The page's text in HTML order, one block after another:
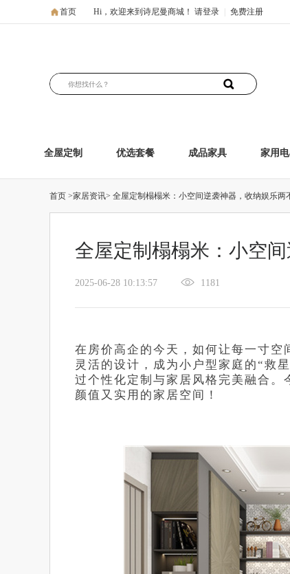
首页 Hi，欢迎来到诗尼曼商城！ 请登录 免费注册
全屋定制 优选套餐 成品家具 家用
首页 >家居资讯> 全屋定制榻榻米：小空间逆袭神器，收纳娱乐两
全屋定制榻榻米：小空
2025-06-28 10:13:57 1181
在房价高企的今天，如何让每一寸
灵活的设计，成为小户型家庭的“救
过个性化定制与家居风格完美融合。
颜值又实用的家居空间！